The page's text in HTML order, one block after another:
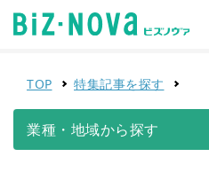
TOP 特集記事を探す
業種・地域から探す